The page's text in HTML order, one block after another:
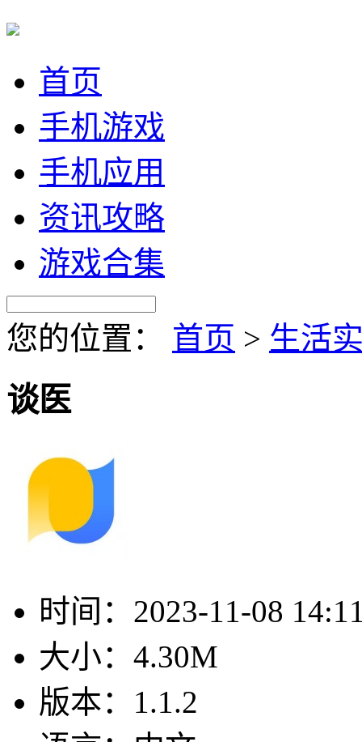
首页
手机游戏
手机应用
资讯攻略
游戏合集
您的位置： 首页 > 生活
谈医
时间： 2023-11-08
大小： 4.30M
版本： 1.1.2